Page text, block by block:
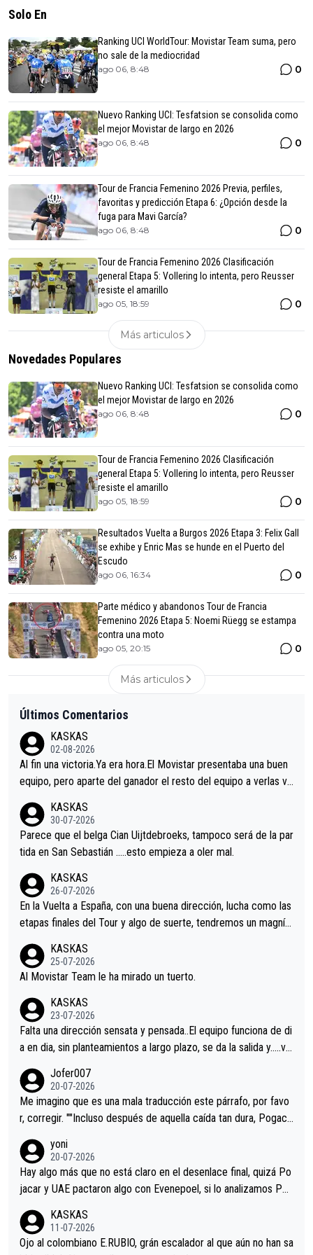
Solo En
Ranking UCI WorldTour: Movistar Team suma, pero
no sale de la mediocridad
ago 06, 8:48 0
Nuevo Ranking UCI: Tesfatsion se consolida como
el mejor Movistar de largo en 2026
ago 06, 8:48 0
Tour de Francia Femenino 2026 Previa, perfiles,
favoritas y predicción Etapa 6: ¿Opción desde la
fuga para Mavi García?
ago 06, 8:48 0
Tour de Francia Femenino 2026 Clasificación
general Etapa 5: Vollering lo intenta, pero Reusser
resiste el amarillo
ago 05, 18:59 0
Más articulos
Novedades Populares
Nuevo Ranking UCI: Tesfatsion se consolida como
el mejor Movistar de largo en 2026
ago 06, 8:48 0
Tour de Francia Femenino 2026 Clasificación
general Etapa 5: Vollering lo intenta, pero Reusser
resiste el amarillo
ago 05, 18:59 0
Resultados Vuelta a Burgos 2026 Etapa 3: Felix Gall
se exhibe y Enric Mas se hunde en el Puerto del
Escudo
ago 06, 16:34 0
Parte médico y abandonos Tour de Francia
Femenino 2026 Etapa 5: Noemi Rüegg se estampa
contra una moto
ago 05, 20:15 0
Más articulos
Últimos Comentarios
KASKAS
02-08-2026
Al fin una victoria.Ya era hora.El Movistar presentaba una buen
equipo, pero aparte del ganador el resto del equipo a verlas ve
s.La única buena noticia es la mejoría de Enric Más en San Seb
astian.Si en la Vuelta a Burgos sigue la mejoría, podríamos ten
er alguna sorpresa en la Vuelta.Ojalá.
KASKAS
30-07-2026
Parece que el belga Cian Uijtdebroeks, tampoco será de la par
tida en San Sebastián …..esto empieza a oler mal.
KASKAS
26-07-2026
En la Vuelta a España, con una buena dirección, lucha como las
etapas finales del Tour y algo de suerte, tendremos un magnífi
KASKAS
25-07-2026
Al Movistar Team le ha mirado un tuerto.
KASKAS
23-07-2026
Falta una dirección sensata y pensada..El equipo funciona de di
a en dia, sin planteamientos a largo plazo, se da la salida y…..ve
Minguez, Velez etc etc.Me da pena vivir estos momentos tan
tristes sin victorias.
Jofer007
20-07-2026
Me imagino que es una mala traducción este párrafo, por favo
r, corregir. ""Incluso después de aquella caída tan dura, Pogaca
permaneció pegado a su rueda. Parecía increíble la forma en l
a que era capaz de controlar el miedo", recordó."
yoni
20-07-2026
Hay algo más que no está claro en el desenlace final, quizá Po
jacar y UAE pactaron algo con Evenepoel, si lo analizamos Poj
i sin pedalear, luego está el saludo con Evenepoel dándose la
mano de una manera muy fraternal, más allá de los típicos toqu
KASKAS
11-07-2026
Ojo al colombiano E.RUBIO, grán escalador al que aún no han sa